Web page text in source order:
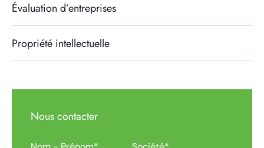
Évaluation d’entreprises
Propriété intellectuelle
Nous contacter